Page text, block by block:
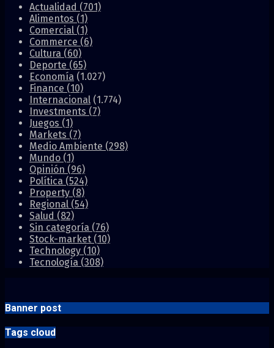
Actualidad (701)
Alimentos (1)
Comercial (1)
Commerce (6)
Cultura (60)
Deporte (65)
Economía (1.027)
Finance (10)
Internacional (1.774)
Investments (7)
Juegos (1)
Markets (7)
Medio Ambiente (298)
Mundo (1)
Opinión (96)
Política (524)
Property (8)
Regional (54)
Salud (82)
Sin categoría (76)
Stock-market (10)
Technology (10)
Tecnología (308)
Banner post
Tags cloud